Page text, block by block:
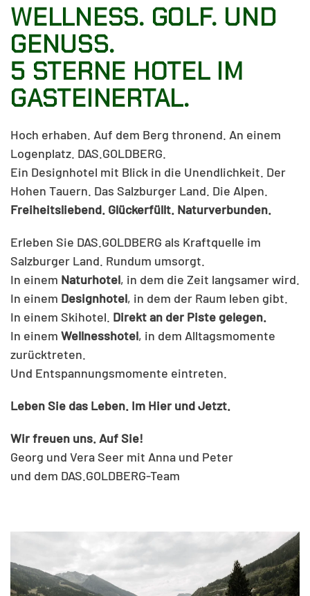
WELLNESS. GOLF. UND
GENUSS.
5 STERNE HOTEL IM
GASTEINERTAL.
Hoch erhaben. Auf dem Berg thronend. An einem
Logenplatz. DAS.GOLDBERG.
Ein Designhotel mit Blick in die Unendlichkeit. Der
Hohen Tauern. Das Salzburger Land. Die Alpen.
Freiheitsliebend. Glückerfüllt. Naturverbunden.
Erleben Sie DAS.GOLDBERG als Kraftquelle im
Salzburger Land. Rundum umsorgt.
In einem Naturhotel, in dem die Zeit langsamer wird.
In einem Designhotel, in dem der Raum leben gibt.
In einem Skihotel. Direkt an der Piste gelegen.
In einem Wellnesshotel, in dem Alltagsmomente
zurücktreten.
Und Entspannungsmomente eintreten.
Leben Sie das Leben. Im Hier und Jetzt.
Wir freuen uns. Auf Sie!
Georg und Vera Seer mit Anna und Peter
und dem DAS.GOLDBERG-Team